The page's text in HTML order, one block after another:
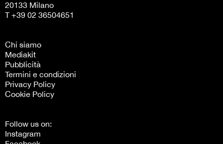
20133 Milano
T +39 02 36504651
Chi siamo
Mediakit
Pubblicità
Termini e condizioni
Privacy Policy
Cookie Policy
Follow us on:
Instagram